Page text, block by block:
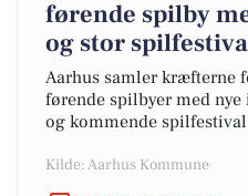
førende spilby
og stor
Aarhus samler kræfterne
førende spilbyer med
og kommende
Kilde: Aarhus Kommune